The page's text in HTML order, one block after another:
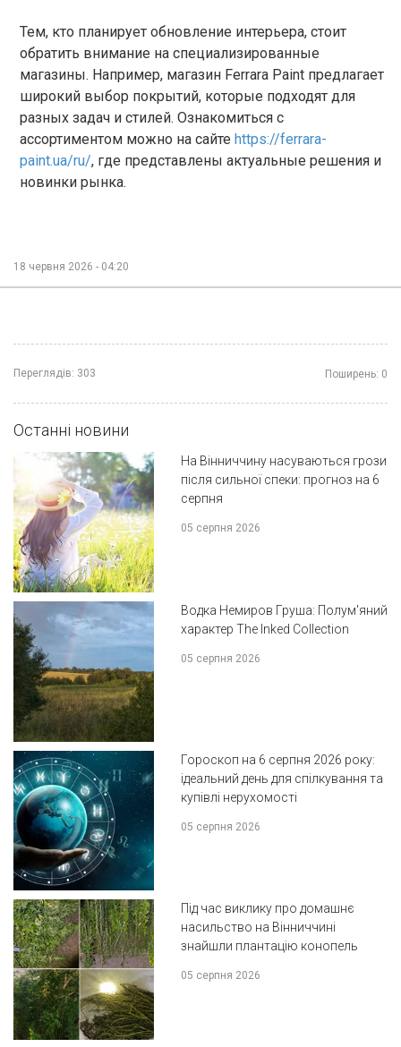
Тем, кто планирует обновление интерьера, стоит
обратить внимание на специализированные
магазины. Например, магазин Ferrara Paint предлагает
широкий выбор покрытий, которые подходят для
разных задач и стилей. Ознакомиться с
ассортиментом можно на сайте https://ferrara-
paint.ua/ru/, где представлены актуальные решения и
новинки рынка.
18 червня 2026 - 04:20
Переглядів: 303 Поширень: 0
Останні новини
На Вінниччину насуваються грози
після сильної спеки: прогноз на 6
серпня
05 серпня 2026
Водка Немиров Груша: Полум'яний
характер The Inked Collection
05 серпня 2026
Гороскоп на 6 серпня 2026 року:
ідеальний день для спілкування та
купівлі нерухомості
05 серпня 2026
Під час виклику про домашнє
насильство на Вінниччині
знайшли плантацію конопель
05 серпня 2026